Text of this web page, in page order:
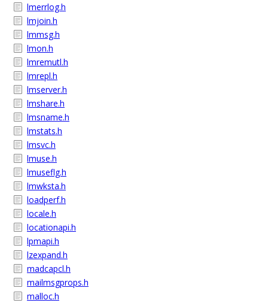
lmerrlog.h
lmjoin.h
lmmsg.h
lmon.h
lmremutl.h
lmrepl.h
lmserver.h
lmshare.h
lmsname.h
lmstats.h
lmsvc.h
lmuse.h
lmuseflg.h
lmwksta.h
loadperf.h
locale.h
locationapi.h
lpmapi.h
lzexpand.h
madcapcl.h
mailmsgprops.h
malloc.h